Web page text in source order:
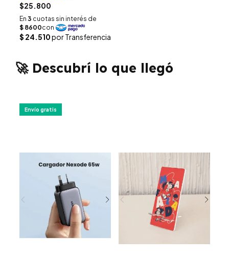
$25.800
🚀 Descubrí lo que llegó
Envío gratis